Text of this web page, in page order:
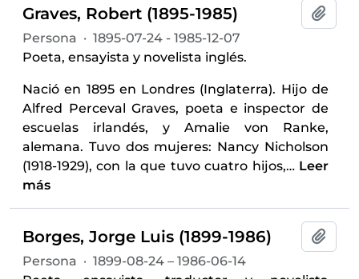
Graves, Robert (1895-1985)
Persona · 1895-07-24 - 1985-12-07
Poeta, ensayista y novelista inglés.
Nació en 1895 en Londres (Inglaterra). Hijo de
Alfred Perceval Graves, poeta e inspector de
escuelas irlandés, y Amalie von Ranke,
alemana. Tuvo dos mujeres: Nancy Nicholson
(1918-1929), con la que tuvo cuatro hijos,… Leer
más
Borges, Jorge Luis (1899-1986)
Persona · 1899-08-24 – 1986-06-14